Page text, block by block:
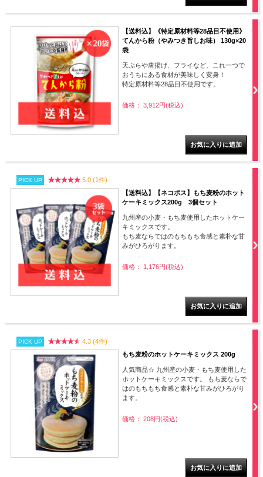
【送料込】《特定原材料等28品目不使用》
てんから粉（やみつき旨しお味） 130g×20
袋
天ぷらや唐揚げ、フライなど、これ一つで
おうちにある食材が美味しく変身！
特定原材料等28品目不使用です。
価格： 3,912円(税込)
PICK UP
5.0 (1件)
【送料込】【ネコポス】もち麦粉のホット
ケーキミックス200g 3個セット
九州産の小麦・もち麦使用したホットケー
キミックスです。
もち麦ならではのもちもち食感と素朴な甘
みがひろがります。
価格： 1,176円(税込)
PICK UP
4.3 (4件)
もち麦粉のホットケーキミックス 200g
人気商品☆ 九州産の小麦・もち麦使用した
ホットケーキミックスです。 もち麦ならで
はのもちもち食感と素朴な甘みがひろがり
ます。
価格： 208円(税込)